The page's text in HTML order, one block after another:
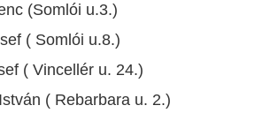
(Somlói u.3.)
( Somlói u.8.)
( Vincellér u. 24.)
( Rebarbara u. 2.)